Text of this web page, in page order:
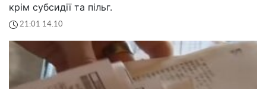
крім субсидії та пільг.
21:01 14.10